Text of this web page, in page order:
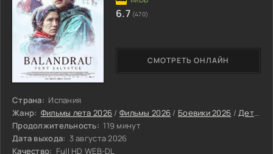
Страна: Испания
Жанр: Фильмы лета 2026 /Фильмы 2026 / Боевики 2026 /Детективы 2026
Продолжительность: 119 минут
Дата выхода: 3 августа 2026
Качество: Full HD WEB-DL
СМОТРЕТЬ ОНЛАЙН
6.7 (470)